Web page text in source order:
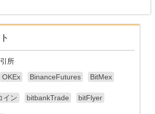
所
OKEx BinanceFutures BitMex
イン bitbankTrade bitFlyer